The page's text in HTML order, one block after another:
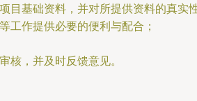
目基础资料，并对所提供资料的真实
工作提供必要的便利与配合；
核，并及时反馈意见。